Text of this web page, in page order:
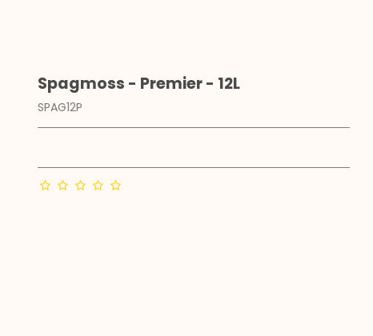
Spagmoss - Premier - 12L
SPAG12P